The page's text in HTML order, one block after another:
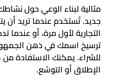
مثالية لبناء الوعي حول
جديد. تُستخدم عندما تريد أن
التجارية لأول مرة، أو
ترسيخ اسمك في ذهن
للشراء. يمكنك الاستفادة
الإطلاق أو التوسّع.